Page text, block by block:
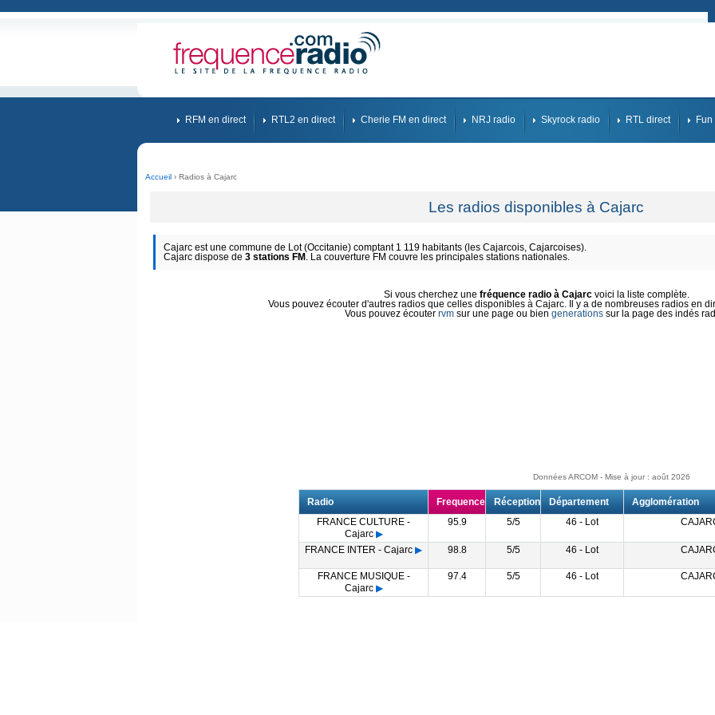
RFM en direct RTL2 en direct Cherie FM en direct NRJ radio Skyrock radio RTL direct
Accueil › Radios à Cajarc
Les radios disponibles à Cajarc
Cajarc est une commune de Lot (Occitanie) comptant 1 119 habitants (les Cajarcois, Cajarcoises).
Cajarc dispose de 3 stations FM . La couverture FM couvre les principales stations nationales.
Si vous cherchez une fréquence radio à Cajarcvoici la liste complète.
Vous pouvez écouter d'autres radios que celles disponibles à Cajarc. Il y a de nombreuses radios en
Vous pouvez écouter rvmsur une page ou bien generationssur la page des indés
Données ARCOM - Mise à jour : août 2026
Radio Frequence Réception Département
Agglomération
FRANCE CULTURE -
Cajarc ▶
95.9 5/5 46 - Lot
FRANCE INTER - Cajarc ▶ 98.8 5/5 46 - Lot
FRANCE MUSIQUE -
Cajarc ▶
97.4 5/5 46 - Lot